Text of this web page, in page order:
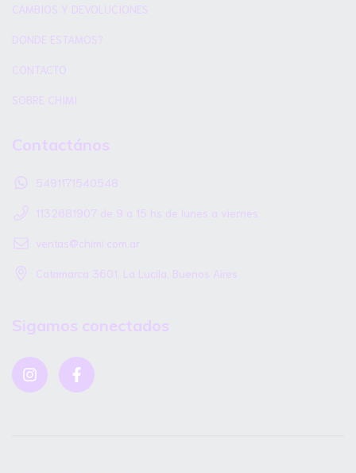
CAMBIOS Y DEVOLUCIONES
DONDE ESTAMOS?
CONTACTO
SOBRE CHIMI
Contactános
5491171540548
1132681907 de 9 a 15 hs de lunes a viernes.
ventas@chimi.com.ar
Catamarca 3601, La Lucila, Buenos Aires
Sigamos conectados